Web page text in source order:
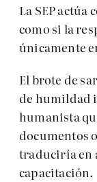
La SEP
como si la
únicamente
El brote de
de humildad
humanista
documentos
traduciría en
capacitación.